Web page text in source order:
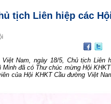
tịch Liên hiệp các
Nam, ngày 18/5, Chủ tịch Liên
đã có Thư chúc mừng Hội
của Hội KHKT Cầu đường Việt